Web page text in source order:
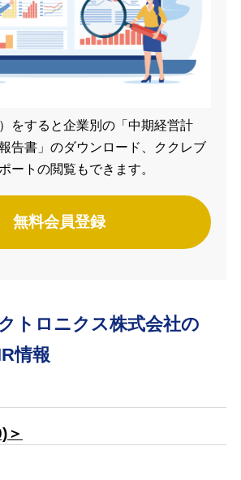
をすると企業別の「中期経営計
告書」のダウンロード、ククレブ
ートの閲覧もできます。
無料会員登録
トロニクス株式会社の
情報
＞